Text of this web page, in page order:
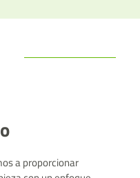
a proporcionar